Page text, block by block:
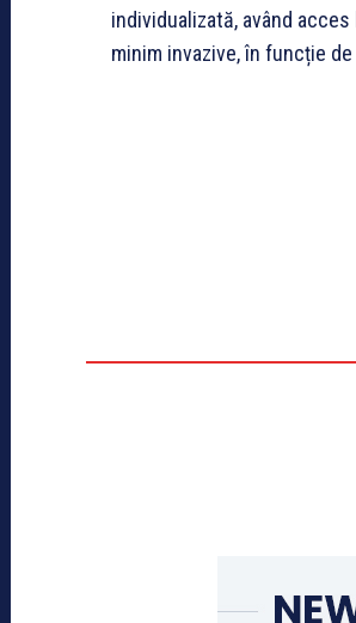
individualizată, având
minim invazive, în funcție